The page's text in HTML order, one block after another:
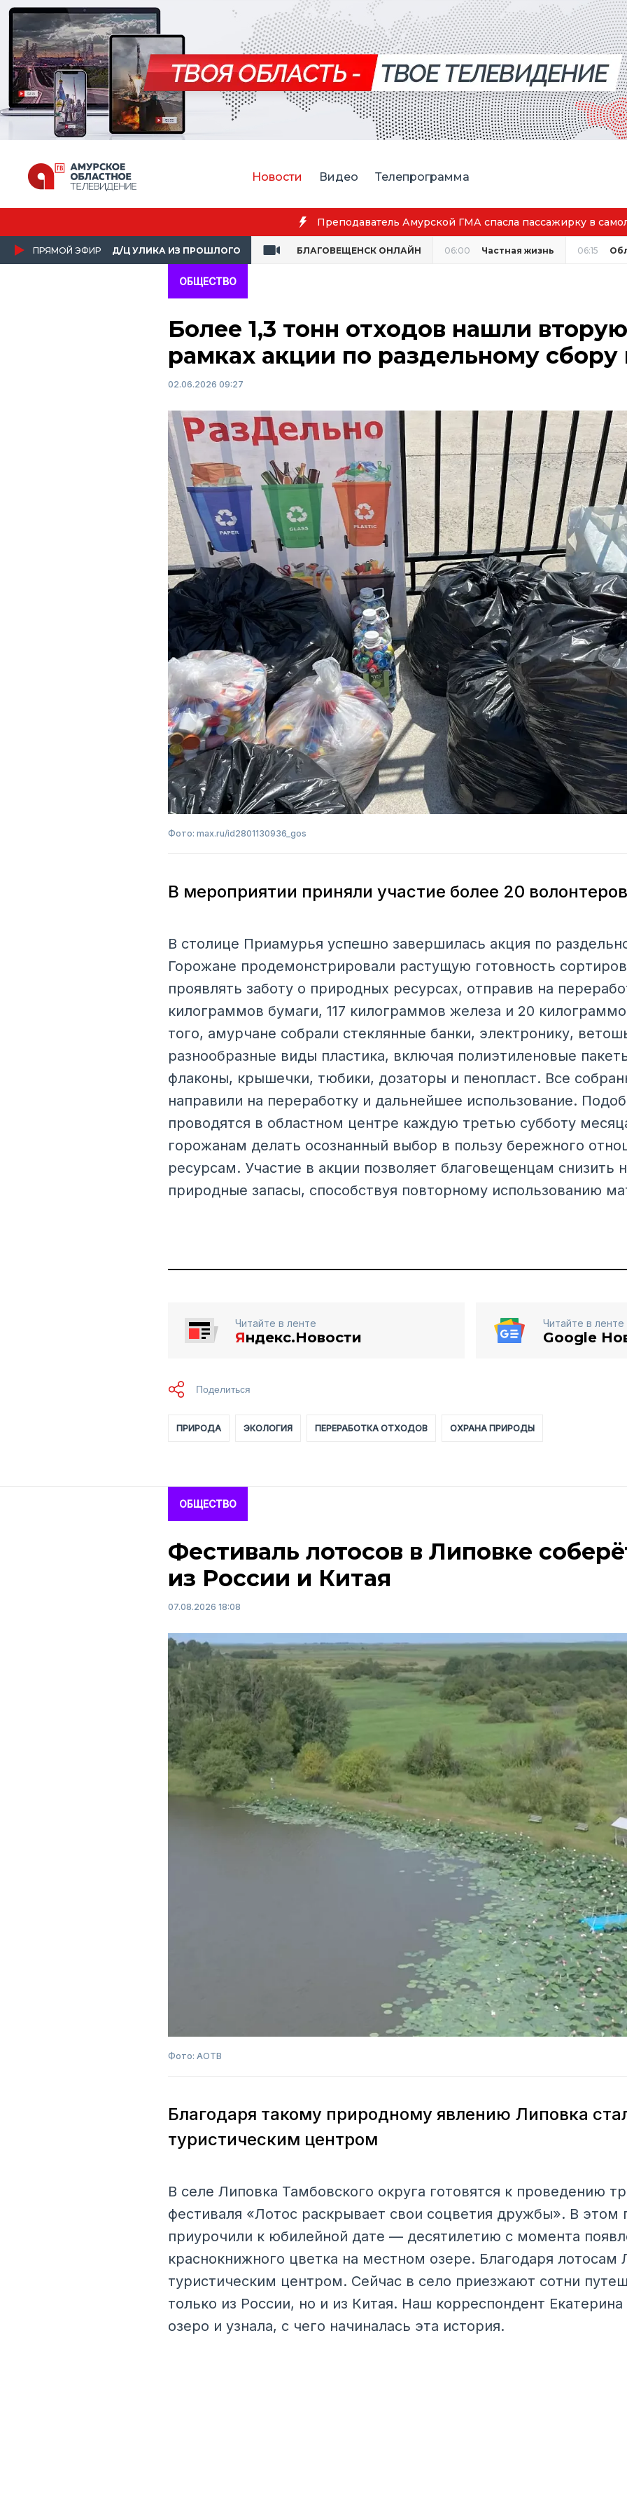
Новости Видео Телепрограмма
Амурская спортсменка выиграла
ПРЯМОЙ ЭФИР Д/Ц УЛИКА ИЗ ПРОШЛОГО БЛАГОВЕЩЕНСК ОНЛАЙН 06:00 Частная жизнь 06:15
ОБЩЕСТВО
Более 1,3 тонн отходов нашли
рамках акции по раздельному сбору
02.06.2026 09:27
Фото: max.ru/id2801130936_gos
В мероприятии приняли участие более 20 волонтеров
В столице Приамурья успешно завершилась акция по
Горожане продемонстрировали растущую готовность
проявлять заботу о природных ресурсах, отправив на
килограммов бумаги, 117 килограммов железа и 20
того, амурчане собрали стеклянные банки, электронику,
разнообразные виды пластика, включая полиэтиленовые
флаконы, крышечки, тюбики, дозаторы и пенопласт. Все
направили на переработку и дальнейшее использование.
проводятся в областном центре каждую третью субботу
горожанам делать осознанный выбор в пользу бережного
ресурсам. Участие в акции позволяет благовещенцам снизить
природные запасы, способствуя повторному использованию
Читайте в ленте
Яндекс.Новости
Читайте в ленте
Google
ПРИРОДА ЭКОЛОГИЯ ПЕРЕРАБОТКА ОТХОДОВ ОХРАНА ПРИРОДЫ
ОБЩЕСТВО
Фестиваль лотосов в Липовке
из России и Китая
07.08.2026 18:08
Фото: АОТВ
Благодаря такому природному явлению Липовка
туристическим центром
В селе Липовка Тамбовского округа готовятся к проведению
фестиваля «Лотос раскрывает свои соцветия дружбы». В этом
приурочили к юбилейной дате — десятилетию с момента
краснокнижного цветка на местном озере. Благодаря лотосам
туристическим центром. Сейчас в село приезжают сотни
только из России, но и из Китая. Наш корреспондент Екатерина
озеро и узнала, с чего начиналась эта история.